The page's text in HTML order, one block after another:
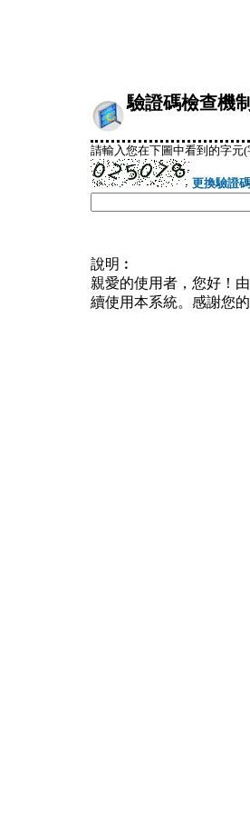
驗證碼檢查機制
請輸入您在下圖中看到的字元
更換驗證碼
說明︰
親愛的使用者，您好！
續使用本系統。感謝您的